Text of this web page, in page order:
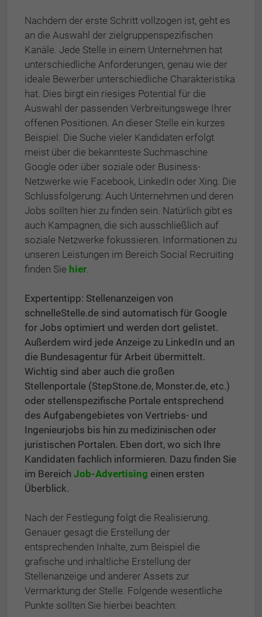
Nachdem der erste Schritt vollzogen ist, geht es
an die Auswahl der zielgruppenspezifischen
Kanäle. Jede Stelle in einem Unternehmen hat
unterschiedliche Anforderungen, genau wie der
ideale Bewerber unterschiedliche Charakteristika
hat. Dies birgt ein riesiges Potential für die
Auswahl der passenden Verbreitungswege Ihrer
offenen Positionen. An dieser Stelle ein kurzes
Beispiel: Die Suche vieler Kandidaten erfolgt
meist über die bekannteste Suchmaschine
Google oder über soziale oder Business-
Netzwerke wie Facebook, LinkedIn oder Xing. Die
Schlussfolgerung: Auch Unternehmen und deren
Jobs sollten hier zu finden sein. Natürlich gibt es
auch Kampagnen, die sich ausschließlich auf
soziale Netzwerke fokussieren. Informationen zu
unseren Leistungen im Bereich Social Recruiting
finden Sie hier.
Expertentipp: Stellenanzeigen von
schnelleStelle.de sind automatisch für Google
for Jobs optimiert und werden dort gelistet.
Außerdem wird jede Anzeige zu LinkedIn und an
die Bundesagentur für Arbeit übermittelt.
Wichtig sind aber auch die großen
Stellenportale (StepStone.de, Monster.de, etc.)
oder stellenspezifische Portale entsprechend
des Aufgabengebietes von Vertriebs- und
Ingenieurjobs bis hin zu medizinischen oder
juristischen Portalen. Eben dort, wo sich Ihre
Kandidaten fachlich informieren. Dazu finden Sie
im Bereich Job-Advertising einen ersten
Überblick.
Nach der Festlegung folgt die Realisierung.
Genauer gesagt die Erstellung der
entsprechenden Inhalte, zum Beispiel die
grafische und inhaltliche Erstellung der
Stellenanzeige und anderer Assets zur
Vermarktung der Stelle. Folgende wesentliche
Punkte sollten Sie hierbei beachten: